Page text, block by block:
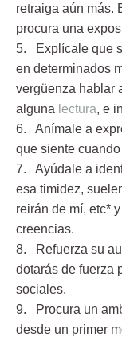
retraiga aún más.
procura una
5. Explícale que
en determinados
vergüenza hablar
alguna lectura, e
6. Anímale a
que siente
7. Ayúdale a
esa timidez,
reirán de mí, etc*
creencias.
8. Refuerza su
dotarás de fuerza
sociales.
9. Procura un
desde un primer